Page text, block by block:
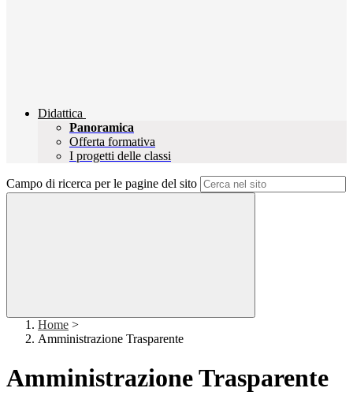
Didattica
Panoramica
Offerta formativa
I progetti delle classi
Campo di ricerca per le pagine del sito
Home >
Amministrazione Trasparente
Amministrazione Trasparente